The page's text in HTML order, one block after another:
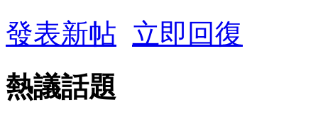
發表新帖 立即回復
熱議話題